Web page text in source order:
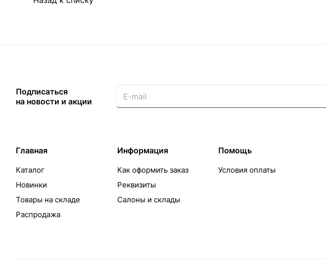
Подписаться
на новости и акции
Главная
Каталог
Новинки
Товары на складе
Распродажа
Информация
Как оформить заказ
Реквизиты
Салоны и склады
Помощь
Условия оплаты